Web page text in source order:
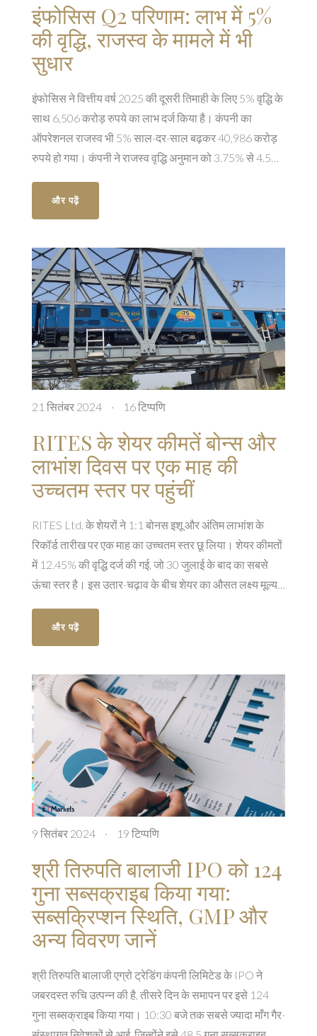
इंफोसिस Q2 परिणाम: लाभ में 5%
की वृद्धि, राजस्व के मामले में भी
सुधार
इंफोसिस ने वित्तीय वर्ष 2025 की दूसरी तिमाही के लिए 5% वृद्धि के
साथ 6,506 करोड़ रुपये का लाभ दर्ज किया है। कंपनी का
ऑपरेशनल राजस्व भी 5% साल-दर-साल बढ़कर 40,986 करोड़
रुपये हो गया। कंपनी ने राजस्व वृद्धि अनुमान को 3.75% से 4.5%
साथ प्रति शेयर 21 रुपये के अंतरिम लाभांश की घोषणा भी की है।
और पढ़ें
21 सितंबर 2024 · 16 टिप्पणि
RITES के शेयर कीमतें बोन्स और
लाभांश दिवस पर एक माह की
उच्चतम स्तर पर पहुंचीं
RITES Ltd. के शेयरों ने 1:1 बोनस इशू और अंतिम लाभांश के
रिकॉर्ड तारीख पर एक माह का उच्चतम स्तर छू लिया। शेयर कीमतों
में 12.45% की वृद्धि दर्ज की गई, जो 30 जुलाई के बाद का सबसे
ऊंचा स्तर है। इस उतार-चढ़ाव के बीच शेयर का औसत लक्ष्य मूल्य
और पढ़ें
9 सितंबर 2024 · 19 टिप्पणि
श्री तिरुपति बालाजी IPO को 124
गुना सब्सक्राइब किया गया:
सब्सक्रिप्शन स्थिति, GMP और
अन्य विवरण जानें
श्री तिरुपति बालाजी एग्रो ट्रेडिंग कंपनी लिमिटेड के IPO ने
जबरदस्त रुचि उत्पन्न की है, तीसरे दिन के समापन पर इसे 124
गुना सब्सक्राइब किया गया। 10:30 बजे तक सबसे ज्यादा माँग गैर-